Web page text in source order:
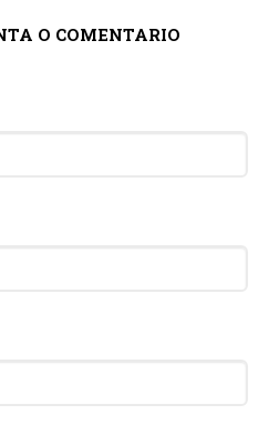
O COMENTARIO